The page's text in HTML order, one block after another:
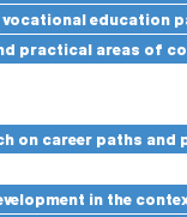
education
practical areas of
on career paths
in the